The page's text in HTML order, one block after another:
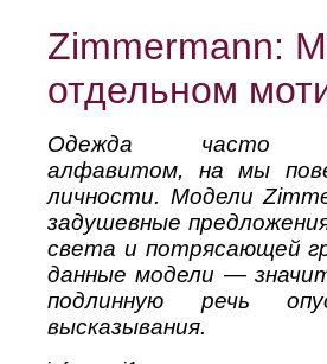
Zimmermann:
отдельном
Одежда часто
алфавитом, на мы
личности. Модели
задушевные
света и потрясающей
данные модели —
подлинную речь
высказывания.